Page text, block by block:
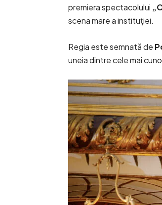
premiera spectacolului
scena mare a instituției.
Regia este semnată de
uneia dintre cele mai